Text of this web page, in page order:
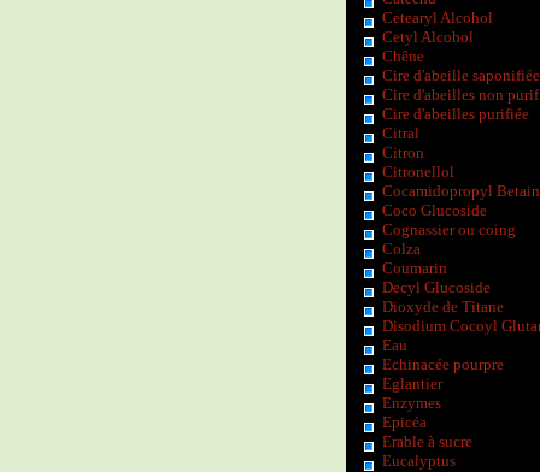
Cetearyl Alcohol
Cetyl Alcohol
Chêne
Cire d'abeille saponifiée
Cire d'abeilles non
Cire d'abeilles purifiée
Citral
Citron
Citronellol
Cocamidopropyl
Coco Glucoside
Cognassier ou coing
Colza
Coumarin
Decyl Glucoside
Dioxyde de Titane
Disodium Cocoyl
Eau
Echinacée pourpre
Eglantier
Enzymes
Epicéa
Erable à sucre
Eucalyptus